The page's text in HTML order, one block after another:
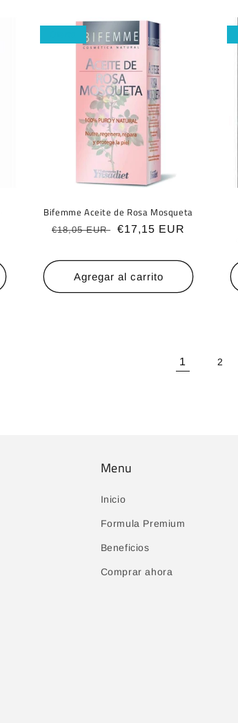
Bifemme Aceite de Rosa Mosqueta
Precio
€18,05 EUR
Precio
oferta
€17,15 EUR
Agregar al carrito
1 2
Menu
Inicio
Formula Premium
Beneficios
Comprar ahora